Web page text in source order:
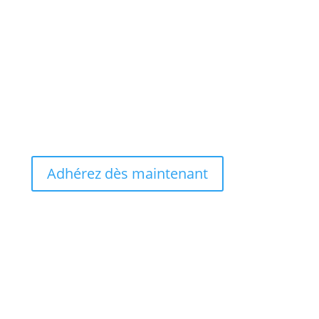
Adhérez dès maintenant